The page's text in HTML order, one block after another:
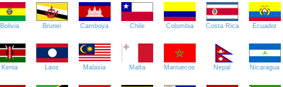
Bolivia Brunei Camboya Chile Colombia Costa Rica Ecuador
Kenia Laos Malasia Malta Marruecos Nepal Nicaragua